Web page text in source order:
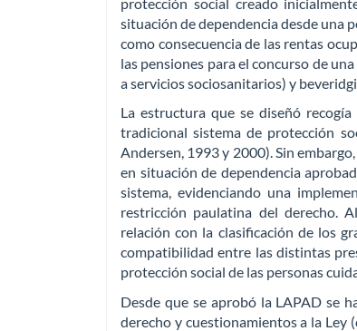
situación de dependencia desde una
como consecuencia de las rentas
las pensiones para el concurso de
a servicios sociosanitarios) y
La estructura que se diseñó
tradicional sistema de protección
Andersen, 1993 y 2000). Sin
en situación de dependencia
sistema, evidenciando una
restricción paulatina del derecho.
relación con la clasificación de los
compatibilidad entre las distintas
protección social de las personas
Desde que se aprobó la LAPAD se
derecho y cuestionamientos a la Ley